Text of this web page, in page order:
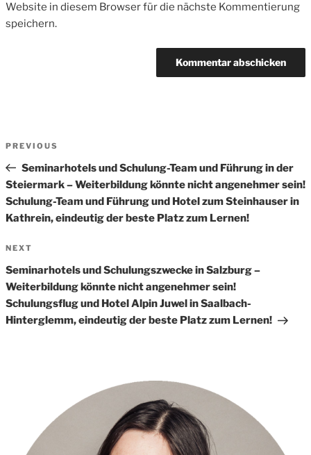
Website in diesem Browser für die nächste Kommentierung
speichern.
Previous
Post
PREVIOUS
Seminarhotels und Schulung-Team und Führung in der
Steiermark – Weiterbildung könnte nicht angenehmer sein!
Schulung-Team und Führung und Hotel zum Steinhauser in
Kathrein, eindeutig der beste Platz zum Lernen!
Next
Post
NEXT
Seminarhotels und Schulungszwecke in Salzburg –
Weiterbildung könnte nicht angenehmer sein!
Schulungsflug und Hotel Alpin Juwel in Saalbach-
Hinterglemm, eindeutig der beste Platz zum Lernen!